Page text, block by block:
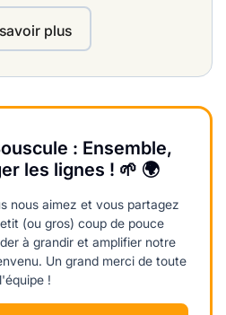
plus
: Ensemble,
les lignes ! 🌱 🌍
nous aimez et vous partagez
(ou gros) coup de pouce
à grandir et amplifier notre
Un grand merci de toute
l'équipe !